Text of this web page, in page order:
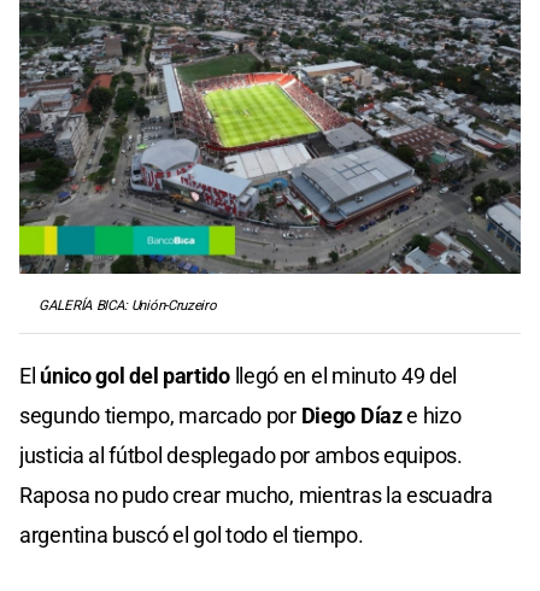
GALERÍA BICA: Unión-Cruzeiro
El único gol del partidollegó en el minuto 49 del
segundo tiempo, marcado por Diego Díaze hizo
justicia al fútbol desplegado por ambos equipos.
Raposa no pudo crear mucho, mientras la escuadra
argentina buscó el gol todo el tiempo.